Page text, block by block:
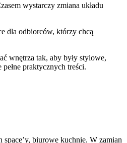
wystarczy zmiana układu
dla odbiorców, którzy chcą
wnętrza tak, aby były stylowe,
praktycznych treści.
biurowe kuchnie. W zamian